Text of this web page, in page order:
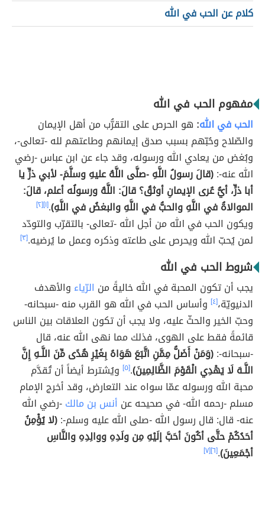
كلام عن الحب في الله
مفهوم الحب في الله
الحب في الله: هو الحرص على التقرُّب من أهل الإيمان
والصّلاح وحُبّهم بسبب صدق إيمانهم وطاعتهم لله -تعالى-،
وبُغض من يعادي الله ورسوله، وقد جاء عن ابن عباس -رضي
الله عنه-:(قالَ رسولُ اللَّهِ -صلَّى اللَّهُ عليهِ وسلَّمَ- لأبي ذرٍّ يا
أبا ذرٍّ، أيُّ عُرى الإيمانِ أوثقُ؟ قالَ: اللَّهُ ورسولُه أعلم، قالَ:
الموالاةُ في اللَّهِ والحبُّ في اللَّهِ والبغضُ في اللَّهِ).[١] [٢]
ويكون الحب في الله من أجل الله -تعالى- بالتقرّب والتودّد
لمن يُحبّ الله ويحرص على طاعته وذكره وعمل ما يُرضيه.[٣]
شروط الحب في الله
يجب أن تكون المحبة في الله خاليةً من الرّياء والأهدف
الدنيويّة،[٤]
وأساس الحب في الله هو القرب منه -سبحانه-
وحبّ الخير والحثّ عليه، ولا يجب أن تكون العلاقات بين الناس
قائمةً فقط على الهوى، فذلك مما نهى الله عنه، قال
-سبحانه-:(وَمَنْ أَضَلُّ مِمَّنِ اتَّبَعَ هَوَاهُ بِغَيْرِ هُدًى مِّنَ اللَّـهِ إِنَّ
اللَّـهَ لَا يَهْدِي الْقَوْمَ الظَّالِمِينَ).[٥]
ويُشترط أيضاً أن تُقدَّم
محبة الله ورسوله عمّا سواه عند التعارض، وقد أخرج الإمام
مسلم -رحمه الله- في صحيحه عن أنس بن مالك-رضي الله
عنه- قال: قال رسول الله -صلى الله عليه وسلم-:(لا يُؤْمِنُ
أحَدُكُمْ حتَّى أكُونَ أحَبَّ إلَيْهِ مِن ولَدِهِ ووالِدِهِ والنَّاسِ
أجْمَعِينَ).[٦] [٧]